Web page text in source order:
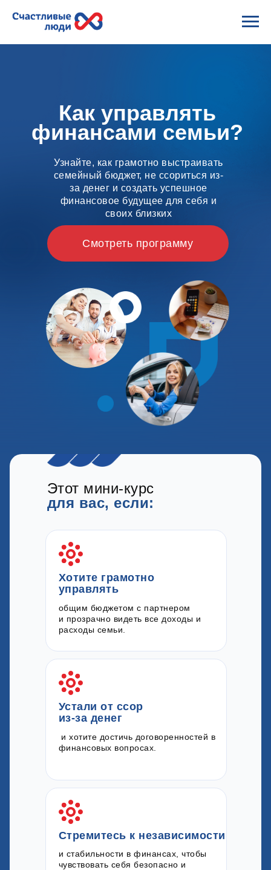
Узнайте, как грамотно выстраивать
семейный бюджет, не ссориться из-
за денег и создать успешное
финансовое будущее для себя и
своих близких
Как управлять
финансами семьи?
Смотреть программу
Этот мини-курс
для вас, если:
общим бюджетом с партнером
и прозрачно видеть все доходы и
расходы семьи.
Хотите грамотно
управлять
и хотите достичь договоренностей в
финансовых вопросах.
Устали от ссор
из-за денег
и стабильности в финансах, чтобы
чувствовать себя безопасно и
Стремитесь к независимости